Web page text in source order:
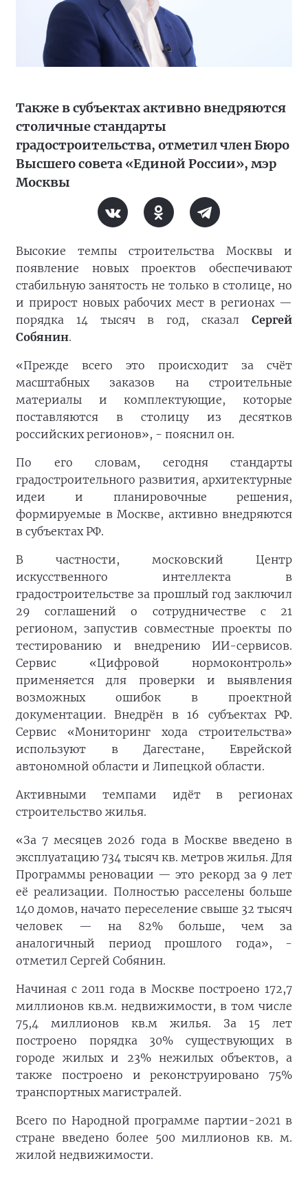
Также в субъектах активно внедряются
столичные стандарты
градостроительства, отметил член Бюро
Высшего совета «Единой России», мэр
Москвы
Высокие темпы строительства Москвы и
появление новых проектов обеспечивают
стабильную занятость не только в столице, но
и прирост новых рабочих мест в регионах —
порядка 14 тысяч в год, сказал Сергей
Собянин.
«Прежде всего это происходит за счёт
масштабных заказов на строительные
материалы и комплектующие, которые
поставляются в столицу из десятков
российских регионов», - пояснил он.
По его словам, сегодня стандарты
градостроительного развития, архитектурные
идеи и планировочные решения,
формируемые в Москве, активно внедряются
в субъектах РФ.
В частности, московский Центр
искусственного интеллекта в
градостроительстве за прошлый год заключил
29 соглашений о сотрудничестве с 21
регионом, запустив совместные проекты по
тестированию и внедрению ИИ-сервисов.
Сервис «Цифровой нормоконтроль»
применяется для проверки и выявления
возможных ошибок в проектной
документации. Внедрён в 16 субъектах РФ.
Сервис «Мониторинг хода строительства»
используют в Дагестане, Еврейской
автономной области и Липецкой области.
Активными темпами идёт в регионах
строительство жилья.
«За 7 месяцев 2026 года в Москве введено в
эксплуатацию 734 тысяч кв. метров жилья. Для
Программы реновации — это рекорд за 9 лет
её реализации. Полностью расселены больше
140 домов, начато переселение свыше 32 тысяч
человек — на 82% больше, чем за
аналогичный период прошлого года», -
отметил Сергей Собянин.
Начиная с 2011 года в Москве построено 172,7
миллионов кв.м. недвижимости, в том числе
75,4 миллионов кв.м жилья. За 15 лет
построено порядка 30% существующих в
городе жилых и 23% нежилых объектов, а
также построено и реконструировано 75%
транспортных магистралей.
Всего по Народной программе партии-2021 в
стране введено более 500 миллионов кв. м.
жилой недвижимости.